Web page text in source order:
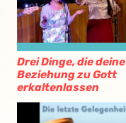
Drei Dinge, die deine
Beziehung zu Gott
erkaltenlassen